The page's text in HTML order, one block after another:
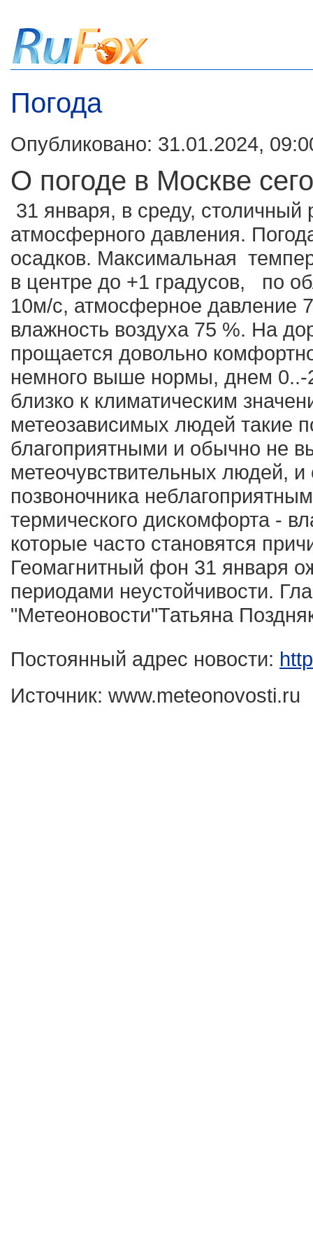
Погода
Опубликовано: 31.01.2024,
О погоде в Москве
31 января, в среду, столичный
атмосферного давления.
осадков. Максимальная
в центре до +1 градусов, по
10м/с, атмосферное давление
влажность воздуха 75 %. На
прощается довольно
немного выше нормы, днем 0..-
близко к климатическим
метеозависимых людей такие
благоприятными и обычно не
метеочувствительных людей,
позвоночника
термического дискомфорта -
которые часто становятся
Геомагнитный фон 31 января
периодами неустойчивости.
"Метеоновости"Татьяна
Постоянный адрес новости:
Источник: www.meteonovosti.ru